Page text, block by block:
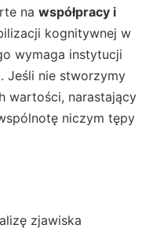
na współpracy i
kognitywnej w
wymaga instytucji
Jeśli nie stworzymy
wartości, narastający
niczym tępy
zjawiska